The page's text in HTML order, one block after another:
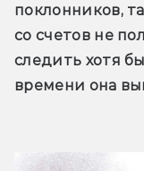
поклонников,
со счетов не
следить хотя
времени она